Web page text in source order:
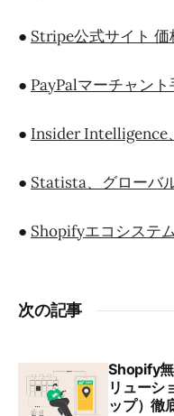
● Stripe公式サイト 価
● PayPalマーチャン
● Insider Intelligence
● Statista、グローバ
● Shopifyエコシステ
次の記事
Shopify
リューシ
ップ）徹